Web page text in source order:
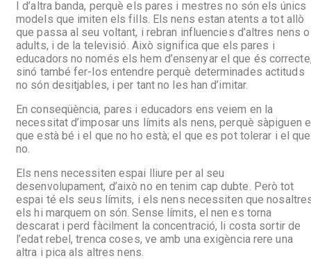
I d’altra banda, perquè els pares i mestres no són els únics
models que imiten els fills. Els nens estan atents a tot allò
que passa al seu voltant, i rebran influencies d’altres nens o
adults, i de la televisió. Això significa que els pares i
educadors no només els hem d’ensenyar el que és
sinó també fer-los entendre perquè determinades actituds
no són desitjables, i per tant no les han d’imitar.
En conseqüència, pares i educadors ens veiem en la
necessitat d’imposar uns límits als nens, perquè sàpiguen
que està bé i el que no ho està; el que es pot tolerar i el que
no.
Els nens necessiten espai lliure per al seu
desenvolupament, d’això no en tenim cap dubte. Però tot
espai té els seus límits, i els nens necessiten que
els hi marquem on són. Sense límits, el nen es torna
descarat i perd fàcilment la concentració, li costa sortir de
l’edat rebel, trenca coses, ve amb una exigència rere una
altra i pica als altres nens.